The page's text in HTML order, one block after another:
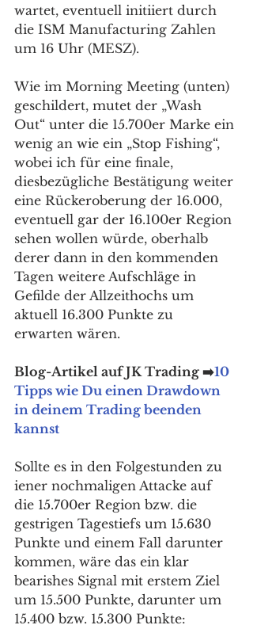
wartet, eventuell initiiert durch
die ISM Manufacturing Zahlen
um 16 Uhr (MESZ).
Wie im Morning Meeting (unten)
geschildert, mutet der „Wash
Out“ unter die 15.700er Marke ein
wenig an wie ein „Stop Fishing“,
wobei ich für eine finale,
diesbezügliche Bestätigung weiter
eine Rückeroberung der 16.000,
eventuell gar der 16.100er Region
sehen wollen würde, oberhalb
derer dann in den kommenden
Tagen weitere Aufschläge in
Gefilde der Allzeithochs um
aktuell 16.300 Punkte zu
erwarten wären.
Blog-Artikel auf JK Trading ➡️10
Tipps wie Du einen Drawdown
in deinem Trading beenden
kannst
Sollte es in den Folgestunden zu
iener nochmaligen Attacke auf
die 15.700er Region bzw. die
gestrigen Tagestiefs um 15.630
Punkte und einem Fall darunter
kommen, wäre das ein klar
bearishes Signal mit erstem Ziel
um 15.500 Punkte, darunter um
15.400 bzw. 15.300 Punkte: